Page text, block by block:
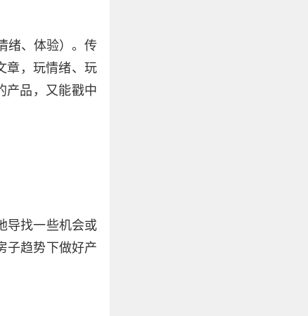
绪、体验）。传
章，玩情绪、玩
产品，又能戳中
导找一些机会或
子趋势下做好产